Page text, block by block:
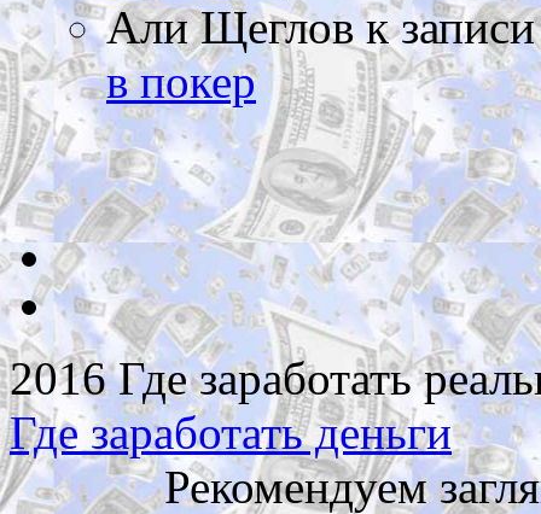
Али Щегловк
в покер
2016 Где заработать
Где заработать деньги
Рекомендуем